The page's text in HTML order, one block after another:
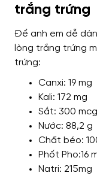
trắng trứng
Để anh em dễ
lòng trắng trứng
trứng:
Canxi: 19 mg
Kali: 172 mg
Sắt: 300 mcg
Nước: 88,2 g
Chất béo:
Phốt Pho:16
Natri: 215mg